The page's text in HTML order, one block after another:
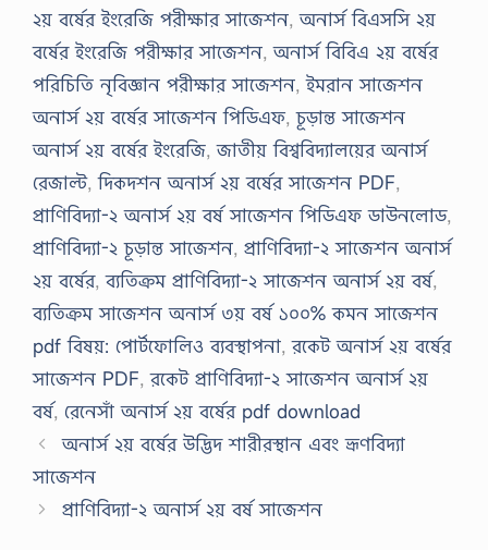
২য় বর্ষের ইংরেজি পরীক্ষার সাজেশন,অনার্স বিএসসি ২য়
বর্ষের ইংরেজি পরীক্ষার সাজেশন,অনার্স বিবিএ ২য় বর্ষের
পরিচিতি নৃবিজ্ঞান পরীক্ষার সাজেশন,ইমরান সাজেশন
অনার্স ২য় বর্ষের সাজেশন পিডিএফ,চূড়ান্ত সাজেশন
অনার্স ২য় বর্ষের ইংরেজি,জাতীয় বিশ্ববিদ্যালয়ের অনার্স
রেজাল্ট,দিকদশন অনার্স ২য় বর্ষের সাজেশন PDF,
প্রাণিবিদ্যা-২ অনার্স ২য় বর্ষ সাজেশন পিডিএফ ডাউনলোড,
প্রাণিবিদ্যা-২ চূড়ান্ত সাজেশন, প্রাণিবিদ্যা-২ সাজেশন অনার্স
২য় বর্ষের,ব্যতিক্রম প্রাণিবিদ্যা-২ সাজেশন অনার্স ২য় বর্ষ,
ব্যতিক্রম সাজেশন অনার্স ৩য় বর্ষ ১০০% কমন সাজেশন
pdf বিষয়: পোর্টফোলিও ব্যবস্থাপনা,রকেট অনার্স ২য় বর্ষের
সাজেশন PDF,রকেট প্রাণিবিদ্যা-২ সাজেশন অনার্স ২য়
বর্ষ, রেনেসাঁ অনার্স ২য় বর্ষের pdf download
অনার্স ২য় বর্ষের উদ্ভিদ শারীরস্থান এবং ভ্রূণবিদ্যা
সাজেশন
প্রাণিবিদ্যা-২ অনার্স ২য় বর্ষ সাজেশন